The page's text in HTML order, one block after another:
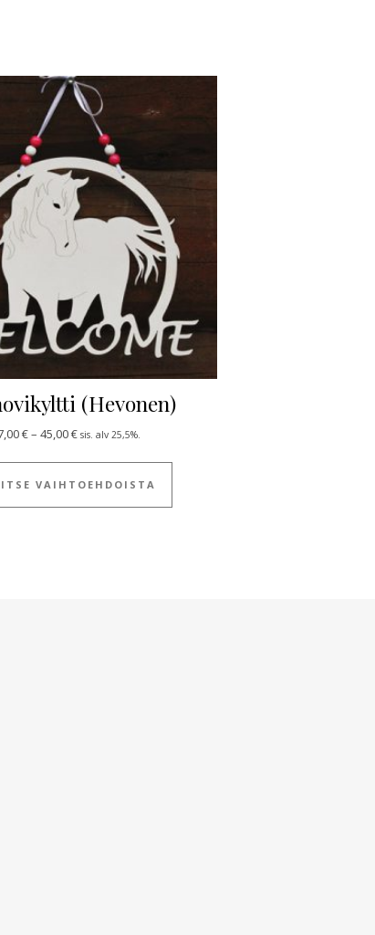
muunnelma. Voit tehdä valinnat tuotteen sivulla.
(Hevonen)
€– 45,00€Hintaluokka: 37,00 € - 45,00 €
sis. alv 25,5%.
VAIHTOEHDOISTA
Tällä tuotteella on useampi